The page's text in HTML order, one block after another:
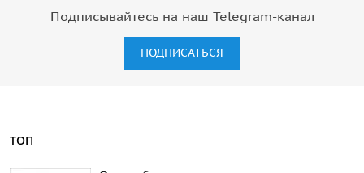
Подписывайтесь на наш Telegram-канал
ПОДПИСАТЬСЯ
ТОП